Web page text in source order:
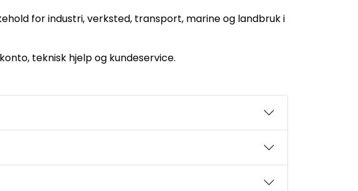
for industri, verksted, transport, marine og landbruk i
teknisk hjelp og kundeservice.